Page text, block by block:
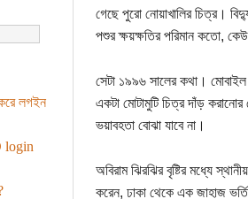
লগইন
login
গেছে পুরো নোয়াখালির চিত্র।
পশুর ক্ষয়ক্ষতির পরিমান কতো,
সেটা ১৯৯৬ সালের কথা।
একটা মোটামুটি চিত্র দাঁড়
ভয়াবহতা বোঝা যাবে না।
অবিরাম ঝিরঝির বৃষ্টির মধ্যে
করেন, ঢাকা থেকে এক জাহাজ